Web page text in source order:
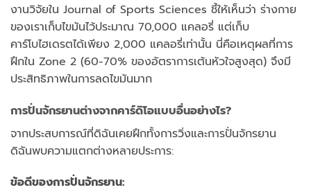
งานวิจัยใน Journal of Sports Sciences ชี้ให้เห็นว่า ร่างกาย
ของเราเก็บไขมันไว้ประมาณ 70,000 แคลอรี่ แต่เก็บ
คาร์โบไฮเดรตได้เพียง 2,000 แคลอรี่เท่านั้น นี่คือเหตุผลที่การ
ฝึกใน Zone 2 (60-70% ของอัตราการเต้นหัวใจสูงสุด) จึงมี
ประสิทธิภาพในการลดไขมันมาก
การปั่นจักรยานต่างจากคาร์ดิโอแบบอื่นอย่างไร?
จากประสบการณ์ที่ดิฉันเคยฝึกทั้งการวิ่งและการปั่นจักรยาน
ดิฉันพบความแตกต่างหลายประการ:
ข้อดีของการปั่นจักรยาน: